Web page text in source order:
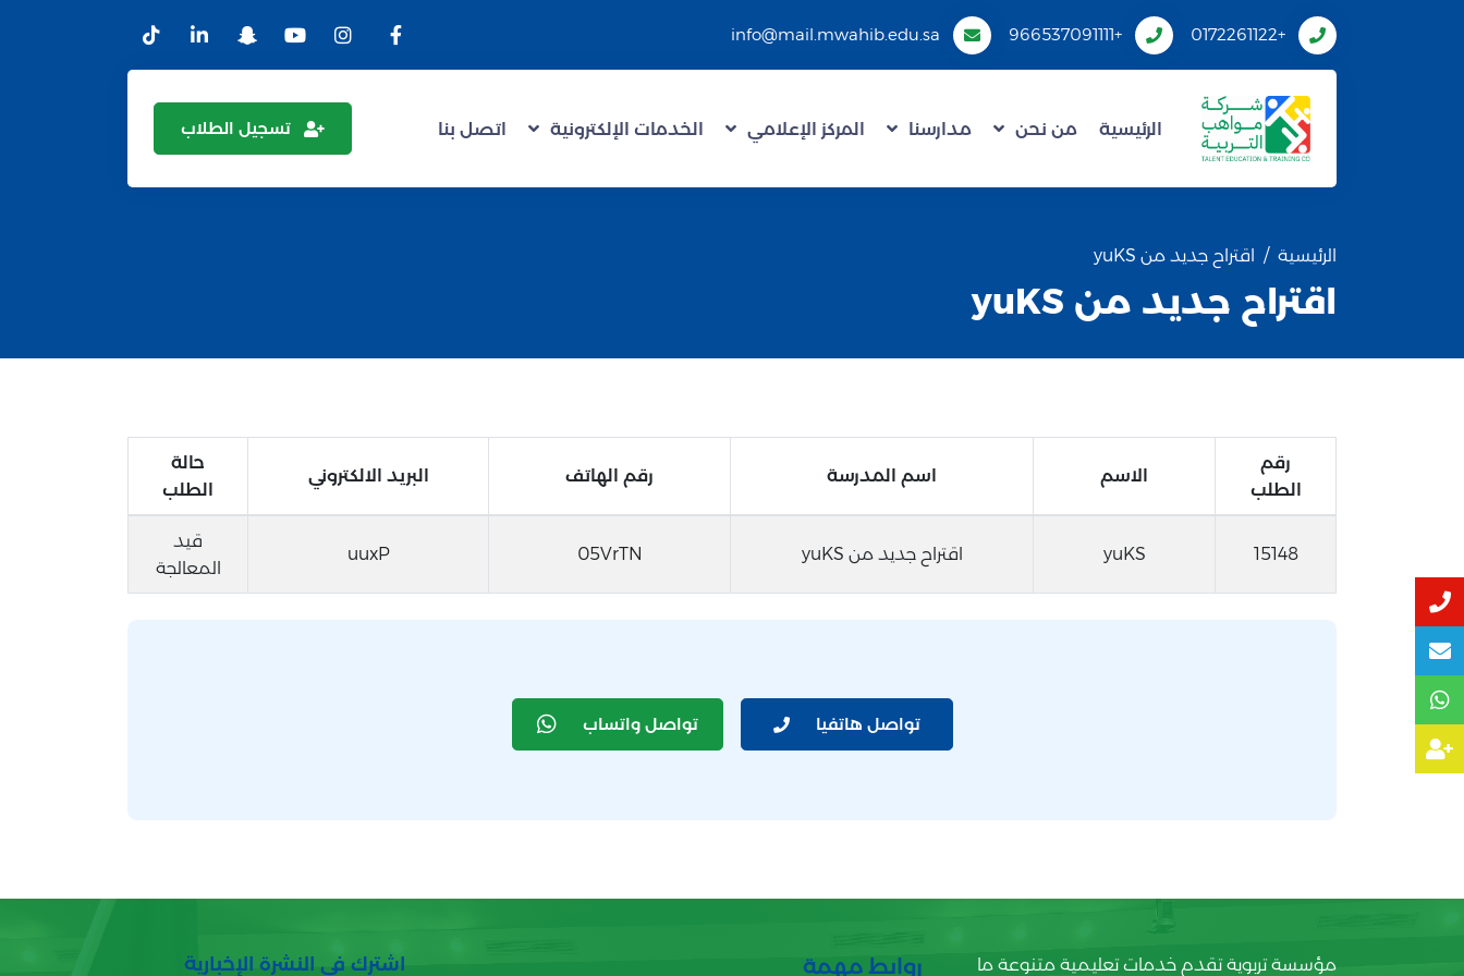
+0172261122
+966537091111
info@mail.mwahib.edu.sa
الرئيسية من نحن مدارسنا المركز الإعلامي الخدمات الإلكترونية اتصل بنا تسجيل الطلاب
الرئيسية اقتراح جديد من yuKS
اقتراح جديد من yuKS
رقم
الطلب
الاسم اسم المدرسة رقم الهاتف البريد الالكتروني
حالة
الطلب
15148
yuKS اقتراح جديد من yuKS 05VrTN
uuxP
قيد
المعالجة
تواصل هاتفيا تواصل واتساب
مؤسسة تربوية تقدم خدمات تعليمية متنوعة ما روابط مهمة اشترك في النشرة الإخبارية